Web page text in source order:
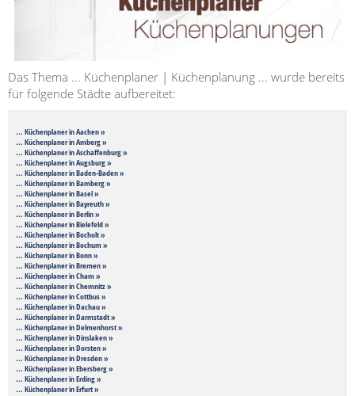
Das Thema ... Küchenplaner | Küchenplanung ... wurde bereits
für folgende Städte aufbereitet:
... Küchenplaner in Aachen »
... Küchenplaner in Amberg »
... Küchenplaner in Aschaffenburg »
... Küchenplaner in Augsburg »
... Küchenplaner in Baden-Baden »
... Küchenplaner in Bamberg »
... Küchenplaner in Basel »
... Küchenplaner in Bayreuth »
... Küchenplaner in Berlin »
... Küchenplaner in Bielefeld »
... Küchenplaner in Bocholt »
... Küchenplaner in Bochum »
... Küchenplaner in Bonn »
... Küchenplaner in Bremen »
... Küchenplaner in Cham »
... Küchenplaner in Chemnitz »
... Küchenplaner in Cottbus »
... Küchenplaner in Dachau »
... Küchenplaner in Darmstadt »
... Küchenplaner in Delmenhorst »
... Küchenplaner in Dinslaken »
... Küchenplaner in Dorsten »
... Küchenplaner in Dresden »
... Küchenplaner in Ebersberg »
... Küchenplaner in Erding »
... Küchenplaner in Erfurt »